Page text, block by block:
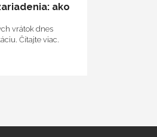
ako
vrátok dnes
Čítajte viac.